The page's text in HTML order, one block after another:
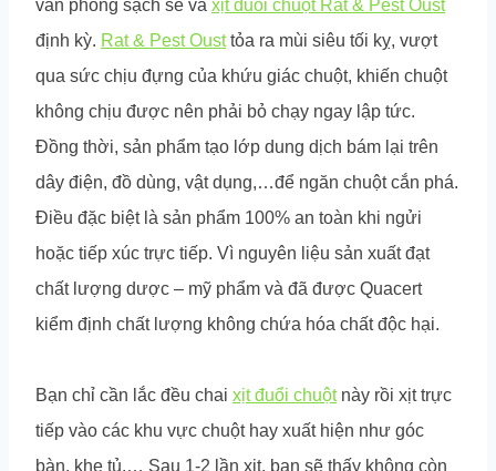
văn phòng sạch sẽ và xịt đuổi chuột Rat & Pest Oust
định kỳ. Rat & Pest Ousttỏa ra mùi siêu tối kỵ, vượt
qua sức chịu đựng của khứu giác chuột, khiến chuột
không chịu được nên phải bỏ chạy ngay lập tức.
Đồng thời, sản phẩm tạo lớp dung dịch bám lại trên
dây điện, đồ dùng, vật dụng,…để ngăn chuột cắn phá.
Điều đặc biệt là sản phẩm 100% an toàn khi ngửi
hoặc tiếp xúc trực tiếp. Vì nguyên liệu sản xuất đạt
chất lượng dược – mỹ phẩm và đã được Quacert
kiểm định chất lượng không chứa hóa chất độc hại.
Bạn chỉ cần lắc đều chai xịt đuổi chuộtnày rồi xịt trực
tiếp vào các khu vực chuột hay xuất hiện như góc
bàn, khe tủ,… Sau 1-2 lần xịt, bạn sẽ thấy không còn